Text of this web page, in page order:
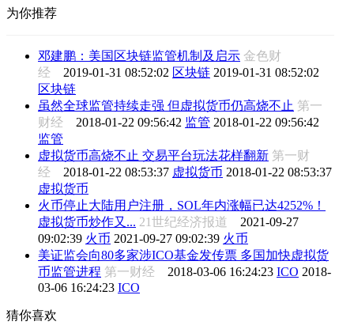
为你推荐
邓建鹏：美国区块链监管机制及启示 金色财
经 2019-01-31 08:52:02 区块链 2019-01-31 08:52:02
区块链
虽然全球监管持续走强 但虚拟货币仍高烧不止 第一
财经 2018-01-22 09:56:42 监管 2018-01-22 09:56:42
监管
虚拟货币高烧不止 交易平台玩法花样翻新 第一财
经 2018-01-22 08:53:37 虚拟货币 2018-01-22 08:53:37
虚拟货币
火币停止大陆用户注册，SOL年内涨幅已达4252%！
虚拟货币炒作又... 21世纪经济报道 2021-09-27
09:02:39 火币 2021-09-27 09:02:39 火币
美证监会向80多家涉ICO基金发传票 多国加快虚拟货
币监管进程 第一财经 2018-03-06 16:24:23 ICO 2018-
03-06 16:24:23 ICO
猜你喜欢